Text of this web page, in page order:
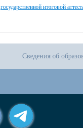
государственной итоговой
Сведения об